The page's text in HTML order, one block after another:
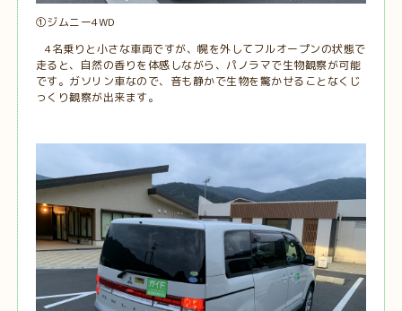
①ジムニー4WD
4名乗りと小さな車両ですが、幌を外してフルオープンの状態で
走ると、自然の香りを体感しながら、パノラマで生物観察が可能
です。ガソリン車なので、音も静かで生物を驚かせることなくじ
っくり観察が出来ます。